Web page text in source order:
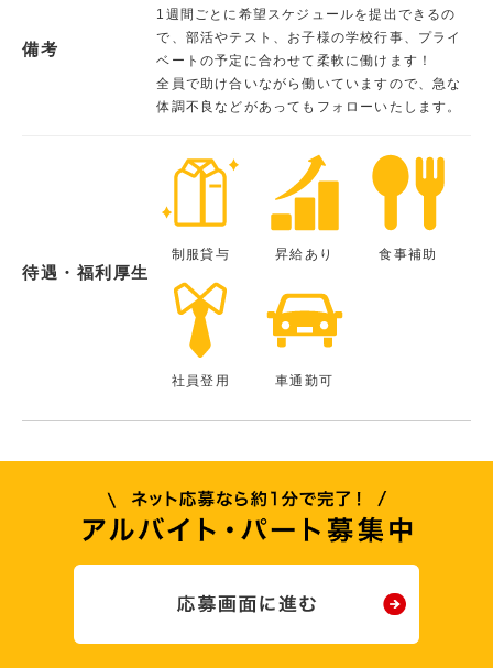
備考
1週間ごとに希望スケジュールを提出できるの
で、部活やテスト、お子様の学校行事、プライ
ベートの予定に合わせて柔軟に働けます！
全員で助け合いながら働いていますので、急な
体調不良などがあってもフォローいたします。
待遇・福利厚生
制服貸与 昇給あり 食事補助
社員登用 車通勤可